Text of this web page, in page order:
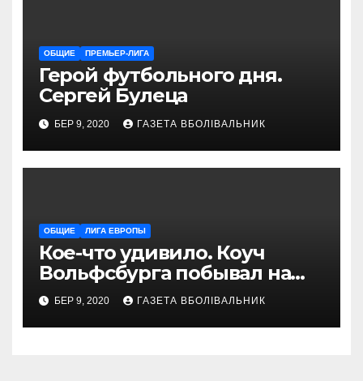
ОБЩИЕ ПРЕМЬЕР-ЛИГА
Герой футбольного дня.
Сергей Булеца
БЕР 9, 2020 ГАЗЕТА ВБОЛІВАЛЬНИК
ОБЩИЕ ЛИГА ЕВРОПЫ
Кое-что удивило. Коуч
Вольфсбурга побывал на
матче Шахтера с Колосом
БЕР 9, 2020 ГАЗЕТА ВБОЛІВАЛЬНИК